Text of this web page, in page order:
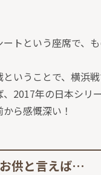
トという座席で、
いうことで、横浜戦
2017年の日本シリ
ら感慨深い！
供と言えば…